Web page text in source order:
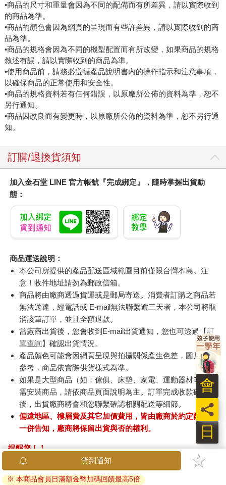
•商品的尺寸和重量會因為不同的配備而有所差異，請以實際收到
的商品為準。
•商品的顏色會因為網頁的呈現而有些許差異，請以實際收到的商
品為準。
•商品的規格會因為不同的機型配置而有所改變，如果商品的規格
敘述有誤，請以實際收到的商品為準。
•使用商品前，請務必遵循產品說明書內的操作指示和注意事項，
以確保商品的正常使用和安全性。
•商品的規格資料若有任何錯誤，以原廠所公佈的資料為準，恕不
另行通知。
•商品因改良而有變更時，以原廠所公佈的資料為準，恕不另行通
知。
訂購/退換貨須知
加入金石堂 LINE 官方帳號『完成綁定』，隨時掌握出貨動
態：
商品運送說明：
本公司所提供的產品配送區域範圍目前僅限台灣本島。注
意！收件地址請勿為郵政信箱。
商品將由廠商透過貨運或是郵局寄送。消費者訂購之商品若
無法送達，經電話或 E-mail無法聯繫逾三天者，本公司將取
消該筆訂單，並且全額退款。
當廠商出貨後，您會收到E-mail出貨通知，您也可透過【訂
單查詢】確認出貨情況。
產品顏色可能會因網頁呈現與拍攝關係產生色差，圖片僅供
參考，商品依實際供貨樣式為準。
如果是大型商品（如：傢俱、床墊、家電、運動器材等）及
需安裝商品，請依商品頁面說明為主。訂單完成收款確認
後，出貨廠商將會和您聯繫確認相關配送等細節。
偏遠地區、樓層費及其它加價費用，皆由廠商於約定配送時
一併告知，廠商將保留出貨與否的權利。
提醒您！！
金石堂及銀行均不會請您操作ATM! 如接獲電話要求您前往
ATM提款機，請不要聽從指示，以免受騙上當！
貨到通知
※ 本商品會員日滿額金幣加碼回饋最高5倍
日
員
會